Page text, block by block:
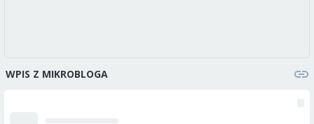
WPIS Z MIKROBLOGA